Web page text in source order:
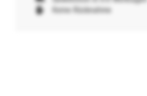
Keine Rücknahme